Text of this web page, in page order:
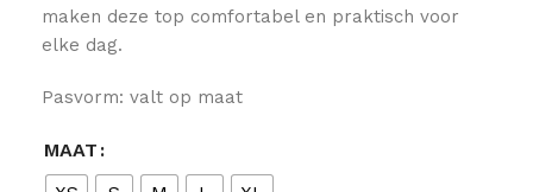
maken deze top comfortabel en praktisch voor
elke dag.
Pasvorm: valt op maat
MAAT